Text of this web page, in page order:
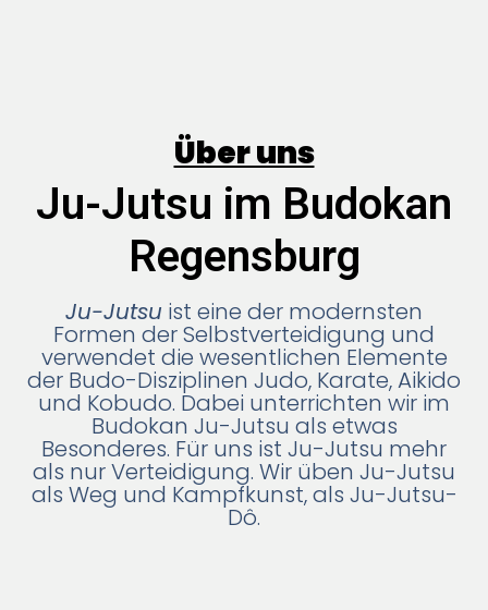
Über uns
Ju-Jutsu im Budokan
Regensburg
Ju-Jutsu ist eine der modernsten
Formen der Selbstverteidigung und
verwendet die wesentlichen Elemente
der Budo-Disziplinen Judo, Karate, Aikido
und Kobudo. Dabei unterrichten wir im
Budokan Ju-Jutsu als etwas
Besonderes. Für uns ist Ju-Jutsu mehr
als nur Verteidigung. Wir üben Ju-Jutsu
als Weg und Kampfkunst, als Ju-Jutsu-
Dô.